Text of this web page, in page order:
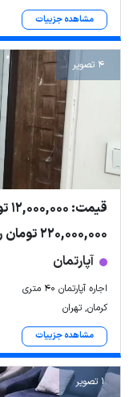
مشاهده جزییات
4 تصویر
قیمت: 12,000,000 تومان اجاره
220,000,000 تومان رهن
آپارتمان
اجاره آپارتمان 40 متری
کرمان, تهران
مشاهده جزییات
1 تصویر